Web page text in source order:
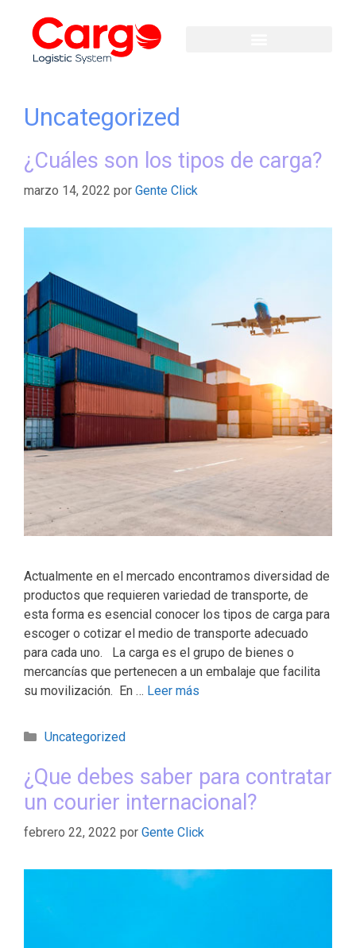
Uncategorized
¿Cuáles son los tipos de carga?
marzo 14, 2022 por Gente Click
Actualmente en el mercado encontramos diversidad de
productos que requieren variedad de transporte, de
esta forma es esencial conocer los tipos de carga para
escoger o cotizar el medio de transporte adecuado
para cada uno. La carga es el grupo de bienes o
mercancías que pertenecen a un embalaje que facilita
su movilización. En … Leer más
Uncategorized
¿Que debes saber para contratar
un courier internacional?
febrero 22, 2022 por Gente Click